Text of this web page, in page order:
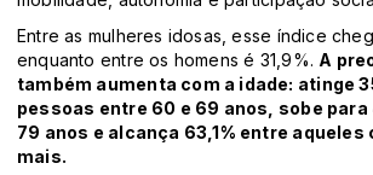
Entre as mulheres idosas, esse índice
enquanto entre os homens é 31,9%. A
também aumenta com a idade: atinge
pessoas entre 60 e 69 anos, sobe para
79 anos e alcança 63,1% entre aqueles
mais.